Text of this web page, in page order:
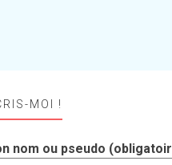
MOI !
nom ou pseudo